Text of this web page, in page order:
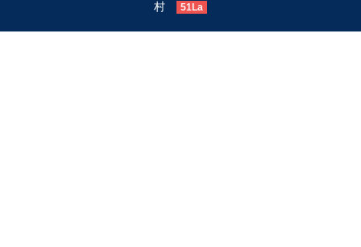
村
51La